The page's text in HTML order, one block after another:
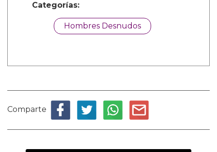
Categorías:
Hombres Desnudos
Comparte